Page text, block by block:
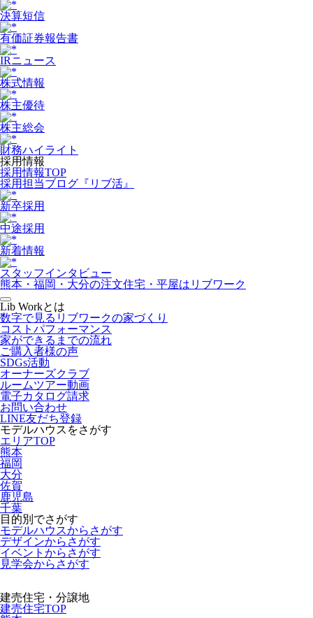
決算短信
有価証券報告書
IRニュース
株式情報
株主優待
株主総会
財務ハイライト
採用情報
採用情報TOP
採用担当ブログ『リブ活』
新卒採用
中途採用
新着情報
スタッフインタビュー
熊本・福岡・大分の注文住宅・平屋はリブワーク
Lib Workとは
数字で見るリブワークの家づくり
コストパフォーマンス
家ができるまでの流れ
ご購入者様の声
SDGs活動
オーナーズクラブ
ルームツアー動画
電子カタログ請求
お問い合わせ
LINE友だち登録
モデルハウスをさがす
エリアTOP
熊本
福岡
大分
佐賀
鹿児島
千葉
目的別でさがす
モデルハウスからさがす
デザインからさがす
イベントからさがす
見学会からさがす
建売住宅・分譲地
建売住宅TOP